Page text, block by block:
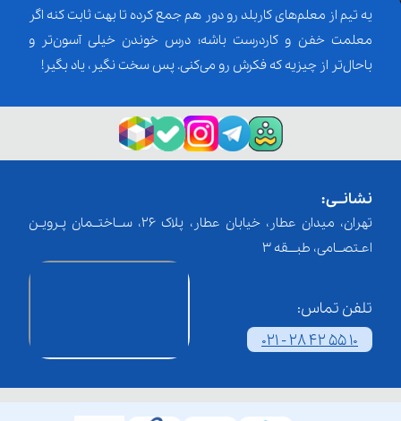
یه تیم از معلم‌‌های کاربلد رو دور هم جمع کرده تا بهت ثابت کنه اگر
معلمت خفن و کاردرست باشه؛ درس خوندن خیلی آسون‌تر و
باحال‌تر از چیزیه که فکرش رو می‌کنی. پس سخت نگیر، یاد بگیر!
نشانــی:
تهران، میدان عطار، خیابان عطار، پلاک 26، ســاختــمان پـرویـن
اعـتصــامی، طبـــقه 3
تلفن تماس:
021 - 28 42 55 10